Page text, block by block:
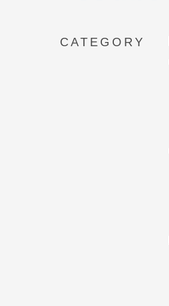
CATEGORY